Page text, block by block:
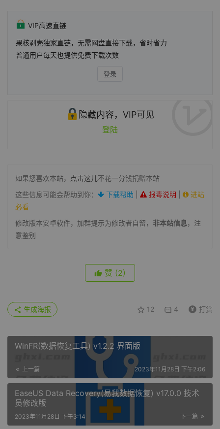
VIP高速直链
果核剥壳独家直链，无需网盘直接下载，省时省力
普通用户每天也提供免费下载次数
登录
隐藏内容，VIP可见
登陆
如果您喜欢本站， 点击这儿不花一分钱捐赠本站
这些信息可能会帮助到你：
下载帮助 报毒说明
进站
必看
修改版本安卓软件，加群提示为修改者自留， 非本站信息，注
意鉴别
赞 (2)
12 4 打赏
生成海报
WinFR(数据恢复工具) v1.2.2 界面版
上一篇 2023年11月28日 下午2:06
EaseUS Data Recovery(易我数据恢复) v17.0.0 技术
员修改版
下一篇
2023年11月28日 下午3:14